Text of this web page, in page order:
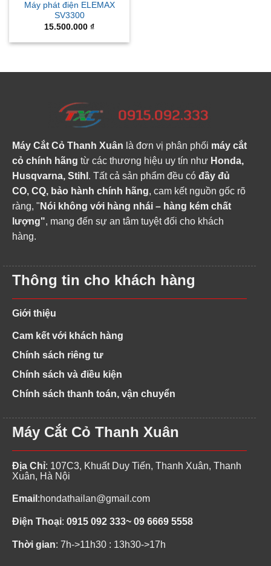
Máy phát điện ELEMAX
SV3300
15.500.000 ₫
Máy Cắt Cỏ Thanh Xuân là đơn vị phân phối máy cắt
cỏ chính hãng từ các thương hiệu uy tín như Honda,
Husqvarna, Stihl . Tất cả sản phẩm đều có đầy đủ
CO, CQ, bảo hành chính hãng, cam kết nguồn gốc rõ
ràng, " Nói không với hàng nhái – hàng kém chất
lượng", mang đến sự an tâm tuyệt đối cho khách
hàng.
Thông tin cho khách hàng
Giới thiệu
Cam kết với khách hàng
Chính sách riêng tư
Chính sách và điều kiện
Chính sách thanh toán, vận chuyển
Máy Cắt Cỏ Thanh Xuân
Địa Chỉ: 107C3, Khuất Duy Tiến, Thanh Xuân, Thanh
Xuân, Hà Nội
Email :hondathailan@gmail.com
Điện Thoại: 0915 092 333~ 09 6669 5558
Thời gian: 7h->11h30 : 13h30->17h